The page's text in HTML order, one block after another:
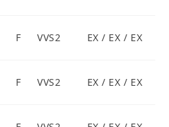
F VVS2 EX / EX / EX
F VVS2 EX / EX / EX